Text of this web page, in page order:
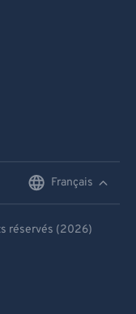
Français
réservés (2026)